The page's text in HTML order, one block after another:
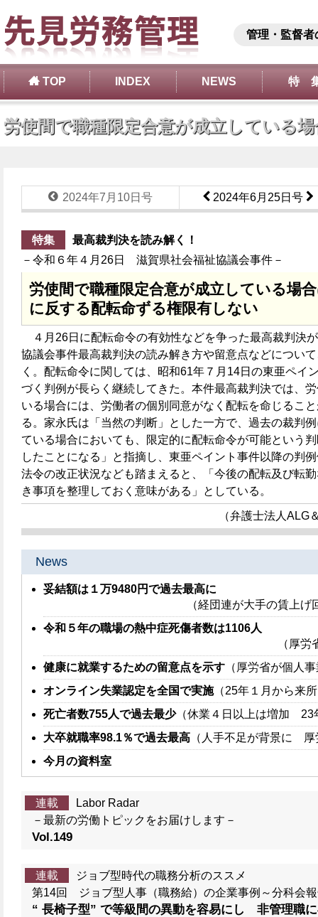
管理・監督者
TOP INDEX NEWS 特
労使間で職種限定合意が成立している
2024年7月10日号 2024年6月25日号
特集
最高裁判決を読み解く！
－令和６年４月26日 滋賀県社会福祉協議会事件－
労使間で職種限定合意が成立している場
に反する配転命ずる権限有しない
４月26日に配転命令の有効性などを争った最高裁判決
協議会事件最高裁判決の読み解き方や留意点などについ
く。配転命令に関しては、昭和61年７月14日の東亜ペイ
づく判例が長らく継続してきた。本件最高裁判決では、
いる場合には、労働者の個別同意がなく配転を命じるこ
る。家永氏は「当然の判断」とした一方で、過去の裁判
ている場合においても、限定的に配転命令が可能という
したことになる」と指摘し、東亜ペイント事件以降の判
法令の改正状況なども踏まえると、「今後の配転及び転
き事項を整理しておく意味がある」としている。
（弁護士法人
News
妥結額は１万9480円で過去最高に
（経団連が大手の賃上
令和５年の職場の熱中症死傷者数は1106人
（厚
健康に就業するための留意点を示す （厚労省が個人
オンライン失業認定を全国で実施（25年１月から来
死亡者数755人で過去最少（休業４日以上は増加 23
大卒就職率98.1％で過去最高 （人手不足が背景に 厚
今月の資料室
連載
Labor Radar
－最新の労働トピックをお届けします－
Vol.149
連載
ジョブ型時代の職務分析のススメ
第14回 ジョブ型人事（職務給）の企業事例～分科会
“ 長椅子型” で等級間の異動を容易にし 非管理職